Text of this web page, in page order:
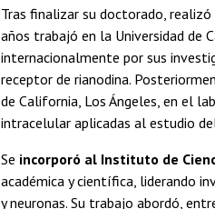
Tras finalizar su doctorado,
años trabajó en la Universidad de
internacionalmente por sus
receptor de rianodina.
de California, Los Ángeles, en el
intracelular aplicadas al estudio
Se incorporó al Instituto de
académica y científica, liderando
y neuronas. Su trabajo abordó,